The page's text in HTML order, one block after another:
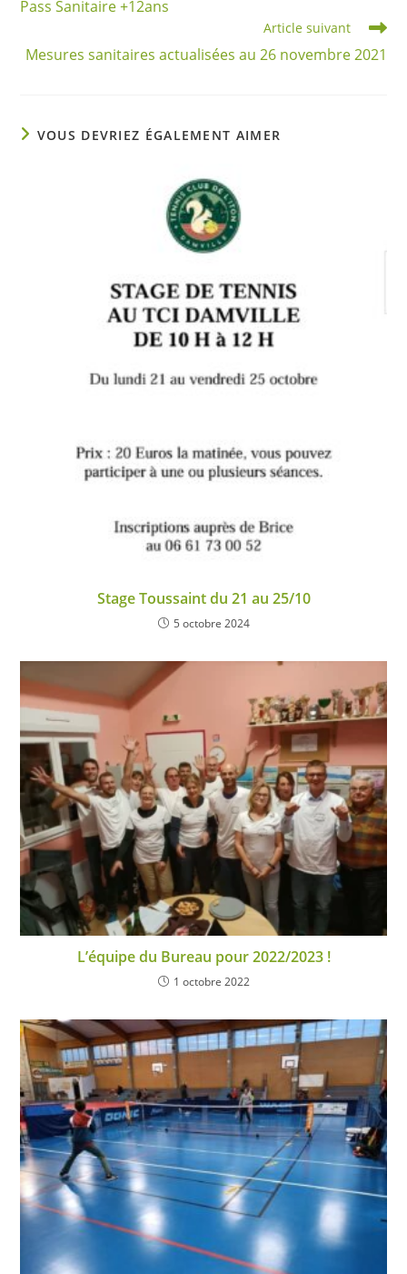
Pass Sanitaire +12ans
Article suivant
Mesures sanitaires actualisées au 26 novembre 2021
VOUS DEVRIEZ ÉGALEMENT AIMER
Stage Toussaint du 21 au 25/10
5 octobre 2024
L’équipe du Bureau pour 2022/2023 !
1 octobre 2022